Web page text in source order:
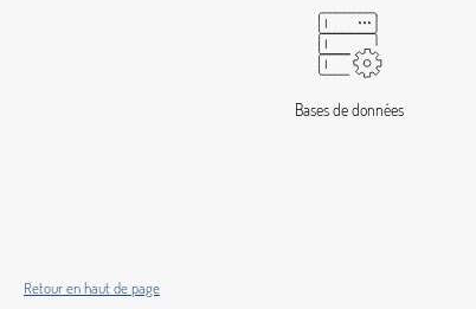
Bases de données
Retour en haut de page